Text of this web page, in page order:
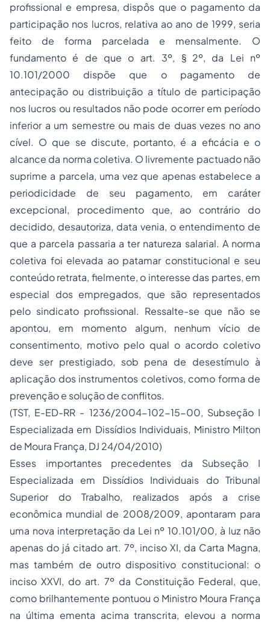
profissional e empresa, dispôs que o pagamento da
participação nos lucros, relativa ao ano de 1999, seria
feito de forma parcelada e mensalmente. O
fundamento é de que o art. 3º, § 2º, da Lei nº
10.101/2000 dispõe que o pagamento de
antecipação ou distribuição a título de participação
nos lucros ou resultados não pode ocorrer em período
inferior a um semestre ou mais de duas vezes no ano
cível. O que se discute, portanto, é a eficácia e o
alcance da norma coletiva. O livremente pactuado não
suprime a parcela, uma vez que apenas estabelece a
periodicidade de seu pagamento, em caráter
excepcional, procedimento que, ao contrário do
decidido, desautoriza, data venia, o entendimento de
que a parcela passaria a ter natureza salarial. A norma
coletiva foi elevada ao patamar constitucional e seu
conteúdo retrata, fielmente, o interesse das partes, em
especial dos empregados, que são representados
pelo sindicato profissional. Ressalte-se que não se
apontou, em momento algum, nenhum vício de
consentimento, motivo pelo qual o acordo coletivo
deve ser prestigiado, sob pena de desestímulo à
aplicação dos instrumentos coletivos, como forma de
prevenção e solução de conflitos.
(TST, E-ED-RR - 1236/2004-102-15-00, Subseção I
Especializada em Dissídios Individuais, Ministro Milton
de Moura França, DJ 24/04/2010)
Esses importantes precedentes da Subseção I
Especializada em Dissídios Individuais do Tribunal
Superior do Trabalho, realizados após a crise
econômica mundial de 2008/2009, apontaram para
uma nova interpretação da Lei nº 10.101/00, à luz não
apenas do já citado art. 7º, inciso XI, da Carta Magna,
mas também de outro dispositivo constitucional: o
inciso XXVI, do art. 7º da Constituição Federal, que,
como brilhantemente pontuou o Ministro Moura França
na última ementa acima transcrita, elevou a norma